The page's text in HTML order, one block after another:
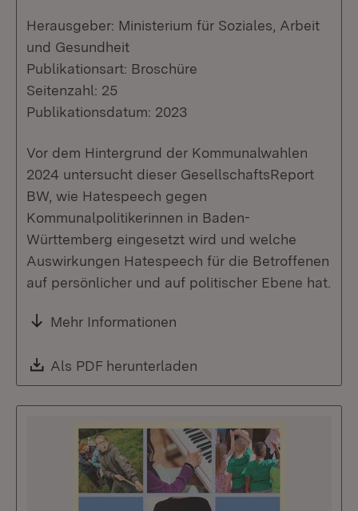
Herausgeber: Ministerium für Soziales, Arbeit
und Gesundheit
Publikationsart: Broschüre
Seitenzahl: 25
Publikationsdatum: 2023
Vor dem Hintergrund der Kommunalwahlen
2024 untersucht dieser GesellschaftsReport
BW, wie Hatespeech gegen
Kommunalpolitikerinnen in Baden-
Württemberg eingesetzt wird und welche
Auswirkungen Hatespeech für die Betroffenen
auf persönlicher und auf politischer Ebene hat.
Mehr Informationen
Download:
Als PDF herunterladen